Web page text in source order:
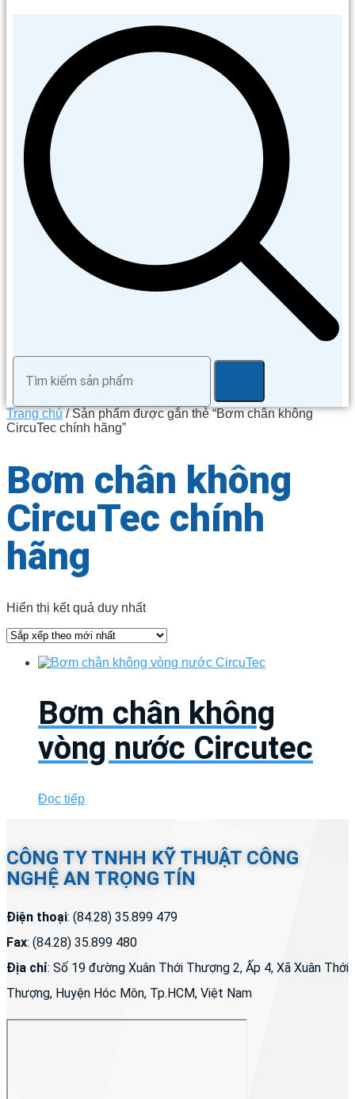
Trang chủ/ Sản phẩm được gắn thẻ “Bơm chân không
CircuTec chính hãng”
Bơm chân không
CircuTec chính
hãng
Hiển thị kết quả duy nhất
Bơm chân không
vòng nước Circutec
Đọc tiếp
CÔNG TY TNHH KỸ THUẬT CÔNG
NGHỆ AN TRỌNG TÍN
Điện thoại: (84.28) 35.899 479
Fax: (84.28) 35.899 480
Địa chỉ: Số 19 đường Xuân Thới Thượng 2, Ấp 4, Xã Xuân Thới
Thượng, Huyện Hóc Môn, Tp.HCM, Việt Nam